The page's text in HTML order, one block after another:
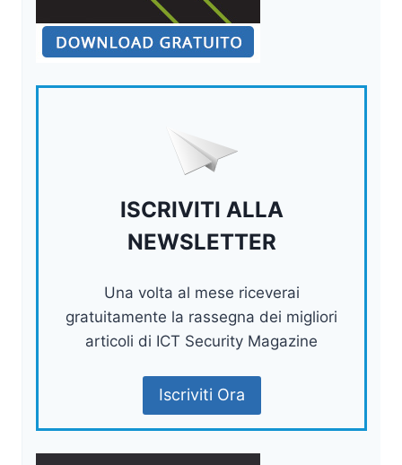
ISCRIVITI ALLA
NEWSLETTER
Una volta al mese riceverai
gratuitamente la rassegna dei migliori
articoli di ICT Security Magazine
Iscriviti Ora